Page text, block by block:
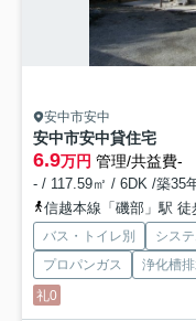
安中市安中
安中市安中貸住宅
6.9万円 管理/共益費-
- / 117.59㎡ / 6DK /築35
信越本線「磯部」駅 徒
バス・トイレ別 シス
プロパンガス
浄化槽
礼0